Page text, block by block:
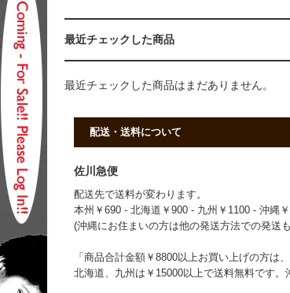
最近チェックした商品
最近チェックした商品はまだありません。
配送・送料について
佐川急便
配送先で送料が変わります。
本州￥690 - 北海道￥900 - 九州￥1100 - 沖縄
(沖縄にお住まいの方は他の発送方法での発送
「商品合計金額￥8800以上お買い上げの方は
北海道、九州は￥15000以上で送料無料です。